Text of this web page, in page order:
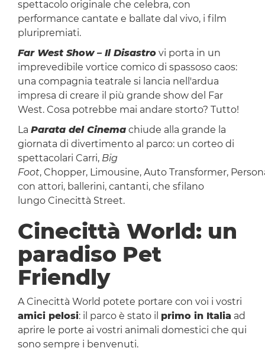
spettacolo originale che celebra, con
performance cantate e ballate dal vivo, i film
pluripremiati.
Far West Show – Il Disastrovi porta in un
imprevedibile vortice comico di spassoso caos:
una compagnia teatrale si lancia nell'ardua
impresa di creare il più grande show del Far
West. Cosa potrebbe mai andare storto? Tutto!
La Parata del Cinemachiude alla grande la
giornata di divertimento al parco: un corteo di
spettacolari Carri, Big
Foot, Chopper, Limousine, Auto Transformer,
con attori, ballerini, cantanti, che sfilano
lungo Cinecittà Street.
Cinecittà World: un
paradiso Pet
Friendly
A Cinecittà World potete portare con voi i vostri
amici pelosi: il parco è stato il primo in Italia ad
aprire le porte ai vostri animali domestici che qui
sono sempre i benvenuti.